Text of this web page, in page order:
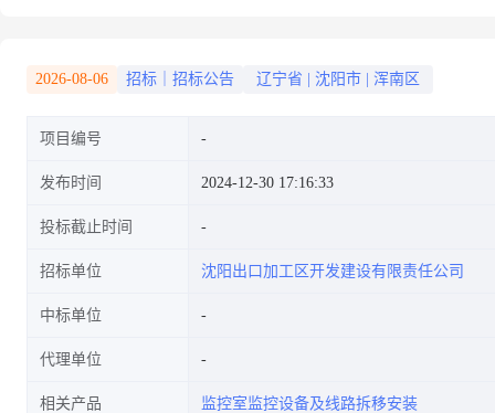
2026-08-06 招标｜招标公告 辽宁省 沈阳市 浑南区
项目编号
发布时间 2024-12-30 17:16:33
投标截止时间
招标单位 沈阳出口加工区开发建设有限责任公司
中标单位
代理单位
相关产品 监控室监控设备及线路拆移安装